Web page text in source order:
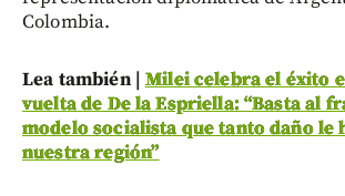
Colombia.
Lea también |Milei celebra el éxito
vuelta de De la Espriella: “Basta al
modelo socialista que tanto daño le
nuestra región”